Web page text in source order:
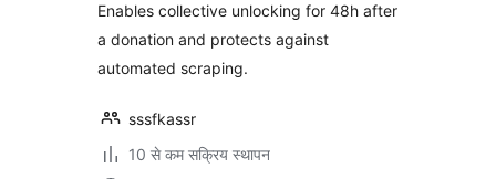
Enables collective unlocking for 48h after
a donation and protects against
automated scraping.
sssfkassr
10 से कम सक्रिय स्थापन